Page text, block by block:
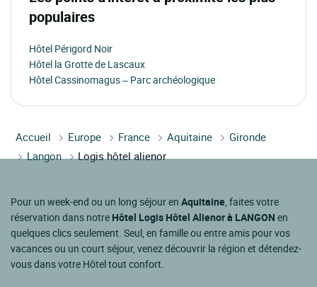
populaires
Hôtel Périgord Noir
Hôtel la Grotte de Lascaux
Hôtel Cassinomagus – Parc archéologique
Accueil Europe France Aquitaine
Gironde
Langon
Logis hôtel alienor
Pour un week-end ou un long séjour en Aquitaine, faites votre
réservation dans notre Hôtel Logis Hôtel Alienor à LANGON en
quelques clics seulement. Seul, en famille ou entre amis pour vos
vacances ou un court séjour, venez découvrir la région et détendez-
vous dans votre Hôtel tout confort.